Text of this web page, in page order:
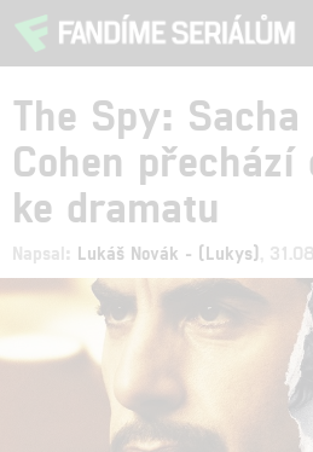
The Spy: Sacha
Cohen přechází
ke dramatu
Napsal: Lukáš Novák - (Lukys) ,